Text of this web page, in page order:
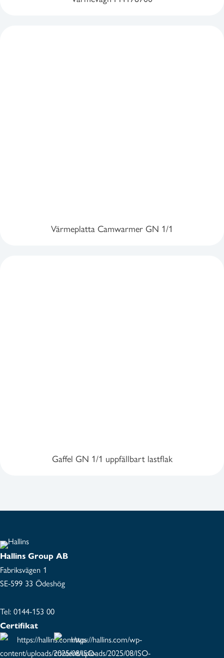
Värmeplatta Camwarmer GN 1/1
Gaffel GN 1/1 uppfällbart lastflak
Hallins Group AB
Fabriksvägen 1
SE-599 33 Ödeshög
Tel: 0144-153 00
Certifikat